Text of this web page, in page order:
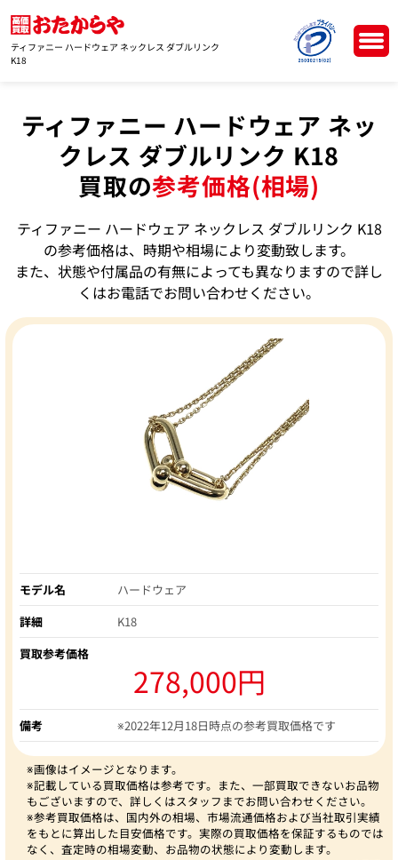
ティファニー ハードウェア ネックレス ダブルリンク
K18
ティファニー ハードウェア ネッ
クレス ダブルリンク K18
買取の参考価格(相場)
ティファニー ハードウェア ネックレス ダブルリンク K18
の参考価格は、時期や相場により変動致します。
また、状態や付属品の有無によっても異なりますので詳し
くはお電話でお問い合わせください。
モデル名
ハードウェア
詳細
K18
買取参考価格
278,000円
備考 ※2022年12月18日時点の参考買取価格です
※画像はイメージとなります。
※記載している買取価格は参考です。また、一部買取できないお品物
もございますので、詳しくはスタッフまでお問い合わせください。
※参考買取価格は、国内外の相場、市場流通価格および当社取引実績
をもとに算出した目安価格です。実際の買取価格を保証するものでは
なく、査定時の相場変動、お品物の状態により変動します。